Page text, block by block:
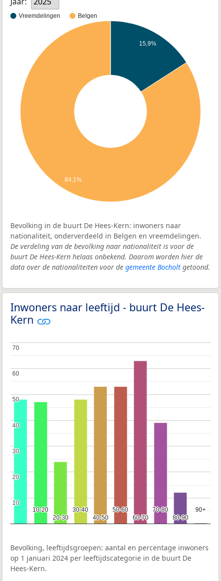
Vreemdelingen Belgen
15,9%
84,1%
Bevolking in de buurt De Hees-Kern: inwoners naar
nationaliteit, onderverdeeld in Belgen en vreemdelingen.
De verdeling van de bevolking naar nationaliteit is voor de
buurt De Hees-Kern helaas onbekend. Daarom worden hier de
data over de nationaliteiten voor de gemeente Bocholt getoond.
Inwoners naar leeftijd - buurt De Hees-
Kern
10-20
10-20
20-30
20-30
30-40
30-40
40-50
40-50
50-60
50-60
60-70
60-70
70-80
70-80
80-90
80-90
90+
90+
10
10
20
20
30
30
40
40
50
50
60
60
70
70
Bevolking, leeftijdsgroepen: aantal en percentage inwoners
op 1 januari 2024 per leeftijdscategorie in de buurt De
Hees-Kern.